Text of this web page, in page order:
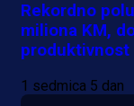
Rekordno
miliona KM,
1 sedmica 5 dan